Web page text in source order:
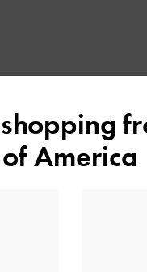
とてもよかった
快
of America